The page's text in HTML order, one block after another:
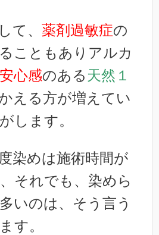
て、 薬剤過敏症の
こともありアルカ
安心感のある 天然１
える方が増えてい
します。
染めは施術時間が
それでも、染めら
いのは、そう言う
す。